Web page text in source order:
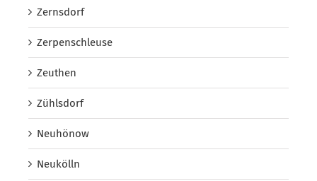
Zernsdorf
Zerpenschleuse
Zeuthen
Zühlsdorf
Neuhönow
Neukölln